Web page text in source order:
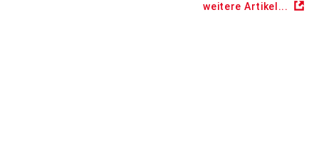
weitere Artikel...